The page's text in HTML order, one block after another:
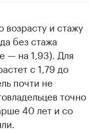
и стажу
без стажа
— на 1,93). Для
с 1,79 до
почти не
точно
40 лет и со